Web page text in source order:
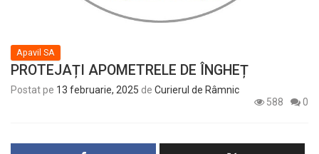
Apavil SA
PROTEJAȚI APOMETRELE DE ÎNGHEȚ
Postat pe 13 februarie, 2025 de Curierul de Râmnic
588
0